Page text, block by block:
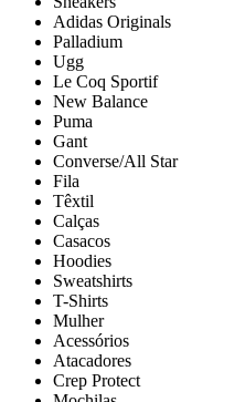
Adidas Originals
Palladium
Ugg
Le Coq Sportif
New Balance
Puma
Gant
Converse/All Star
Fila
Têxtil
Calças
Casacos
Hoodies
Sweatshirts
T-Shirts
Mulher
Acessórios
Atacadores
Crep Protect